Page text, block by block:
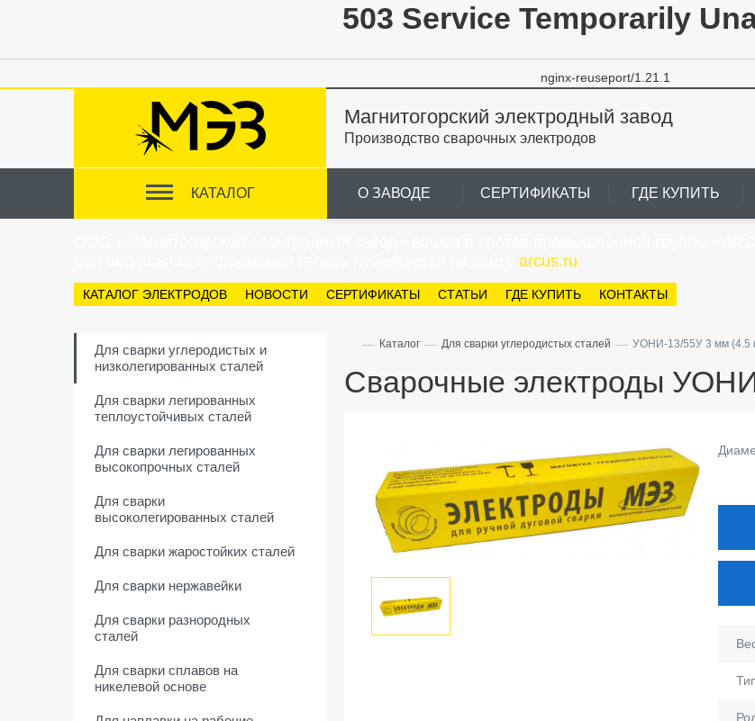
503 Service Temporarily
nginx-reuseport/1.21.1
Магнитогорский электродный завод
Производство сварочных электродов
КАТАЛОГ О ЗАВОДЕ СЕРТИФИКАТЫ ГДЕ КУПИТЬ
arcus.ru
КАТАЛОГ ЭЛЕКТРОДОВ НОВОСТИ СЕРТИФИКАТЫ СТАТЬИ ГДЕ КУПИТЬ КОНТАКТЫ
Для сварки углеродистых и
низколегированных сталей
Для сварки легированных
теплоустойчивых сталей
Для сварки легированных
высокопрочных сталей
Для сварки
высоколегированных сталей
Для сварки жаростойких сталей
Для сварки нержавейки
Для сварки разнородных
сталей
Для сварки сплавов на
никелевой основе
— Каталог — Для сварки углеродистых сталей — УОНИ-13/55У 3 мм (4.5
Сварочные электроды